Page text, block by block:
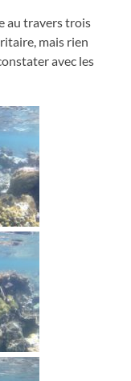
au travers trois
mais rien
avec les